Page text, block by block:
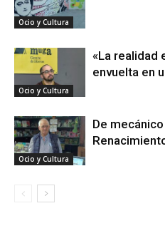
Ocio y Cultura
Ocio y Cultura
«La realidad
envuelta en
Ocio y Cultura
De